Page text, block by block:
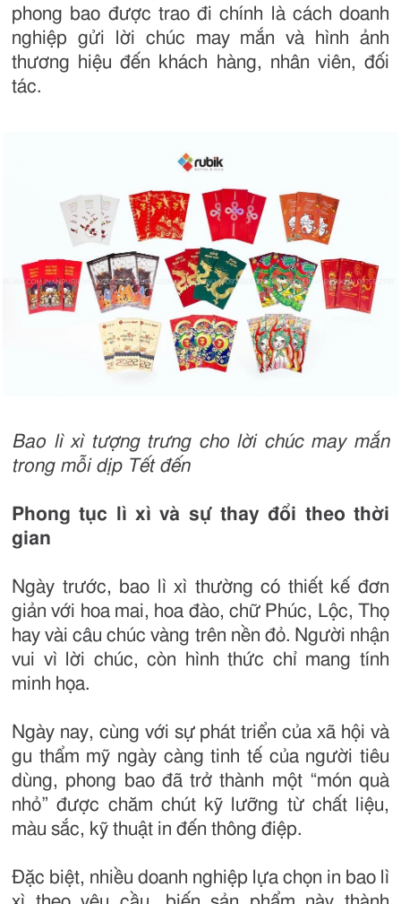
phong bao được trao đi chính là cách doanh
nghiệp gửi lời chúc may mắn và hình ảnh
thương hiệu đến khách hàng, nhân viên, đối
tác.
Bao lì xì tượng trưng cho lời chúc may mắn
trong mỗi dịp Tết đến
Phong tục lì xì và sự thay đổi theo thời
gian
Ngày trước, bao lì xì thường có thiết kế đơn
giản với hoa mai, hoa đào, chữ Phúc, Lộc, Thọ
hay vài câu chúc vàng trên nền đỏ. Người nhận
vui vì lời chúc, còn hình thức chỉ mang tính
minh họa.
Ngày nay, cùng với sự phát triển của xã hội và
gu thẩm mỹ ngày càng tinh tế của người tiêu
dùng, phong bao đã trở thành một “món quà
nhỏ” được chăm chút kỹ lưỡng từ chất liệu,
màu sắc, kỹ thuật in đến thông điệp.
Đặc biệt, nhiều doanh nghiệp lựa chọn in bao lì